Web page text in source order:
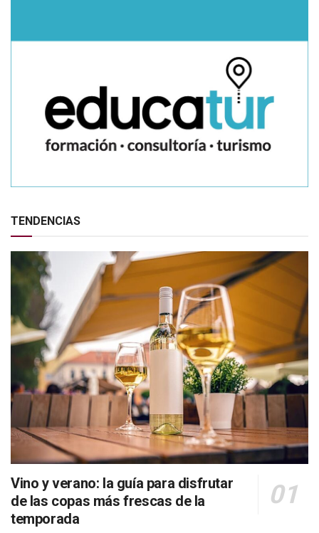
TENDENCIAS
Vino y verano: la guía para disfrutar
de las copas más frescas de la
temporada